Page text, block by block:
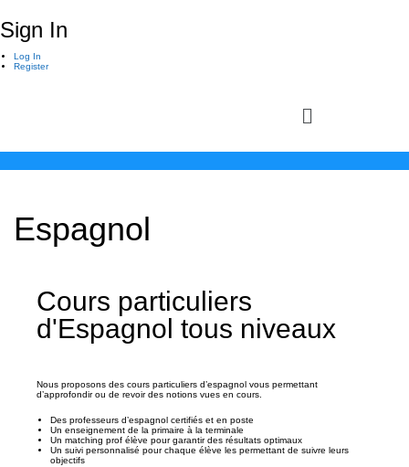
Sign In
Log In
Register
Espagnol
Cours particuliers
d'Espagnol tous niveaux
Nous proposons des cours particuliers d’espagnol vous permettant
d’approfondir ou de revoir des notions vues en cours.
Des professeurs d’espagnol certifiés et en poste
Un enseignement de la primaire à la terminale
Un matching prof élève pour garantir des résultats optimaux
Un suivi personnalisé pour chaque élève les permettant de suivre leurs
objectifs